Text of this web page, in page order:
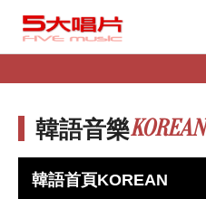
韓語音樂KOREAN
韓語首頁KOREAN